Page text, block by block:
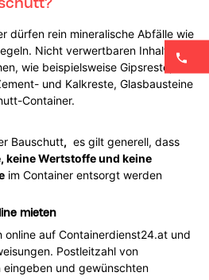
dürfen rein mineralische Abfälle wie
Nicht verwertbaren Inhalten
wie beispielsweise Gipsreste,
und Kalkreste, Glasbausteine
Container.
Bauschutt, es gilt generell, dass
keine Wertstoffe und keine
im Container entsorgt werden
mieten
online auf Containerdienst24.at und
Postleitzahl von
und gewünschten